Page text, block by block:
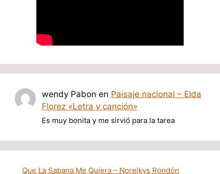
wendy Pabon en Paisaje nacional – Elda
Florez «Letra y canción»
Es muy bonita y me sirvió para la tarea
Que La Sabana Me Quiera – Norelkys Rondón